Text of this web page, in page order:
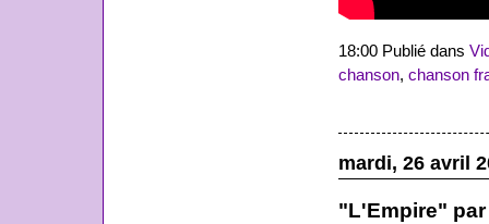
18:00 Publié dans
chanson, chanson
mardi, 26 avril
"L'Empire"